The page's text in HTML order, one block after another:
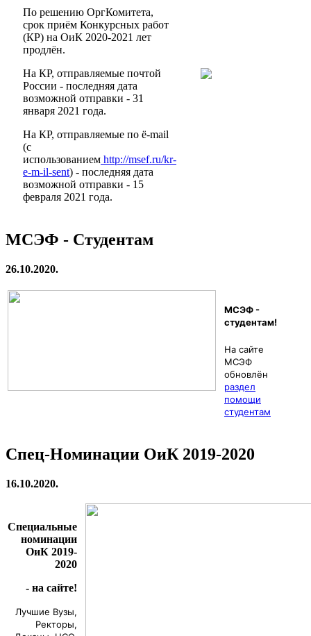
По решению ОргКомитета,
срок приём Конкурсных работ
(КР) на ОиК 2020-2021 лет
продлён.
На КР, отправляемые почтой
России - последняя дата
возможной отправки - 31
января 2021 года.
На КР, отправляемые по ё-mail
(с
использованием http://msef.ru/kr-
e-m-il-sent) - последняя дата
возможной отправки - 15
февраля 2021 года.
МСЭФ - Студентам
26.10.2020.
МСЭФ -
студентам!
На сайте
МСЭФ
обновлён
раздел
помощи
студентам
Спец-Номинации ОиК 2019-2020
16.10.2020.
Специальные
номинации
ОиК 2019-
2020
- на сайте!
Лучшие Вузы,
Ректоры,